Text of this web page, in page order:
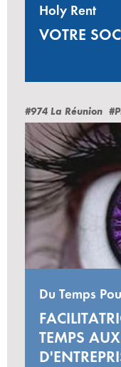
Holy Rent
VOTRE
#974 La Réunion
Du Temps
TEMPS